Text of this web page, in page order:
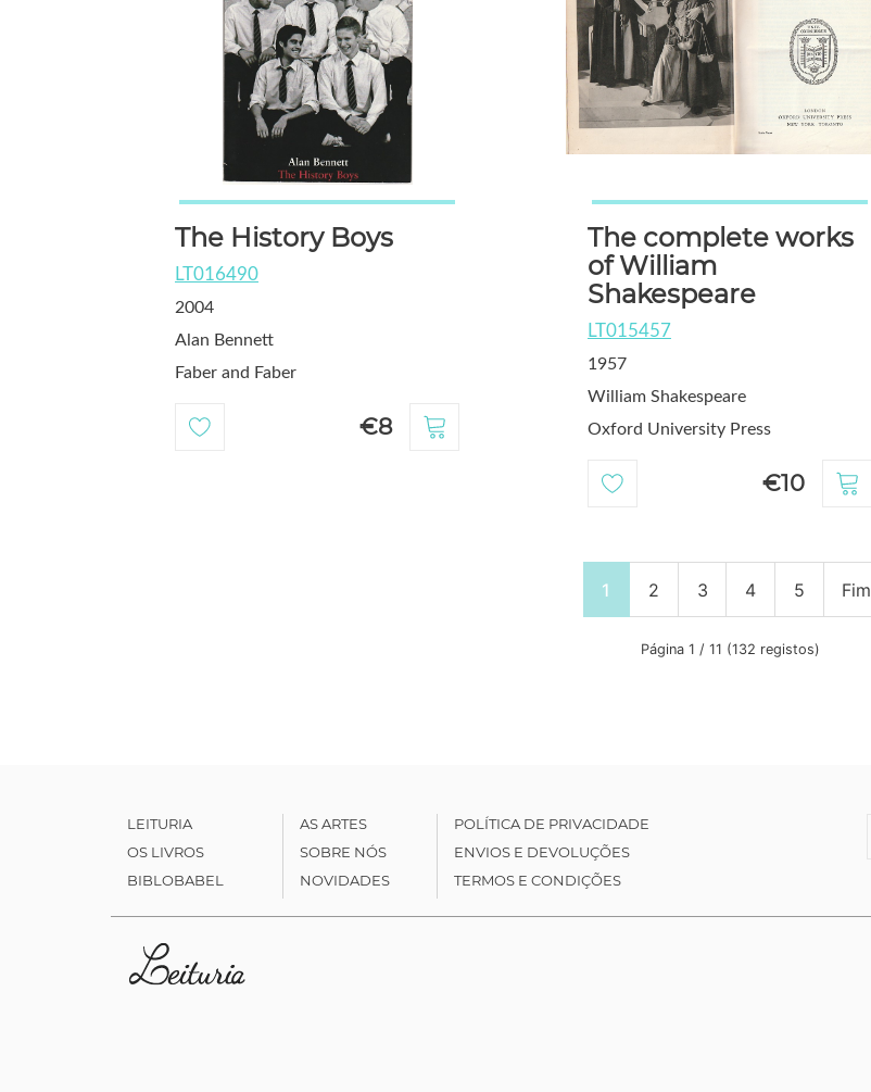
The History Boys
LT016490
2004
Alan Bennett
Faber and Faber
€8
The complete works
of William
Shakespeare
LT015457
1957
William Shakespeare
Oxford University Press
€10
1 2 3 4 5 Fim
Página 1 / 11 (132 registos)
LEITURIA
OS LIVROS
BIBLOBABEL
AS ARTES
SOBRE NÓS
NOVIDADES
POLÍTICA DE PRIVACIDADE
ENVIOS E DEVOLUÇÕES
TERMOS E CONDIÇÕES